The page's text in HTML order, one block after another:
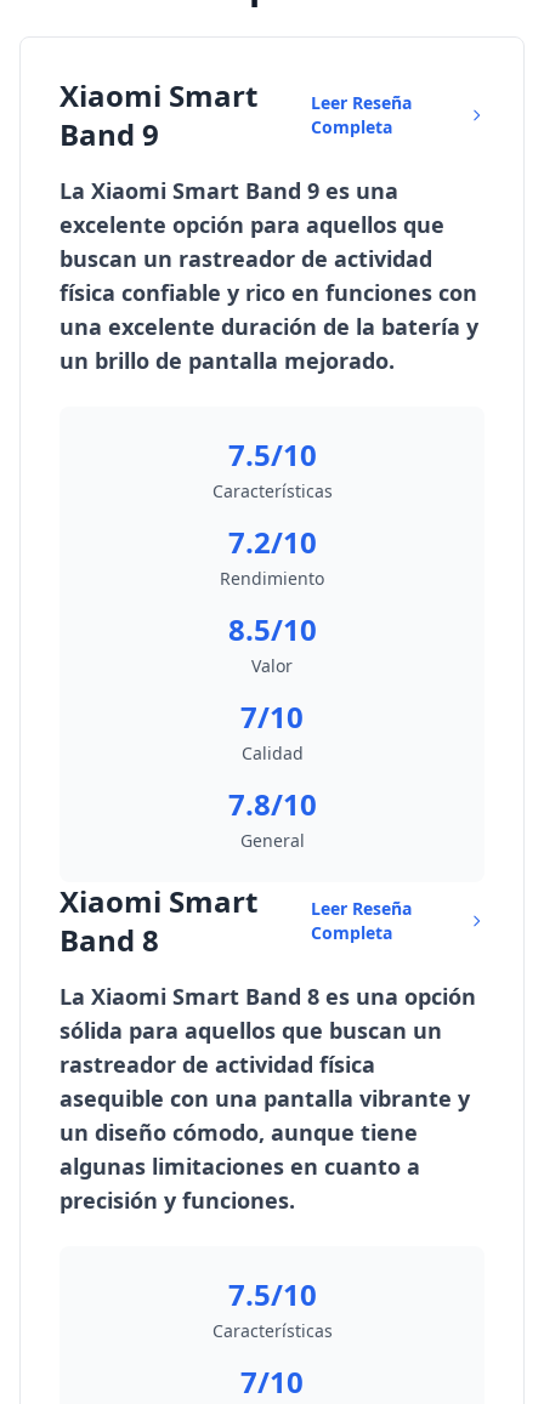
Xiaomi Smart
Band 9
Leer Reseña
Completa
La Xiaomi Smart Band 9 es una
excelente opción para aquellos que
buscan un rastreador de actividad
física confiable y rico en funciones con
una excelente duración de la batería y
un brillo de pantalla mejorado.
7.5/10
Características
7.2/10
Rendimiento
8.5/10
Valor
7/10
Calidad
7.8/10
General
Xiaomi Smart
Band 8
Leer Reseña
Completa
La Xiaomi Smart Band 8 es una opción
sólida para aquellos que buscan un
rastreador de actividad física
asequible con una pantalla vibrante y
un diseño cómodo, aunque tiene
algunas limitaciones en cuanto a
precisión y funciones.
7.5/10
Características
7/10